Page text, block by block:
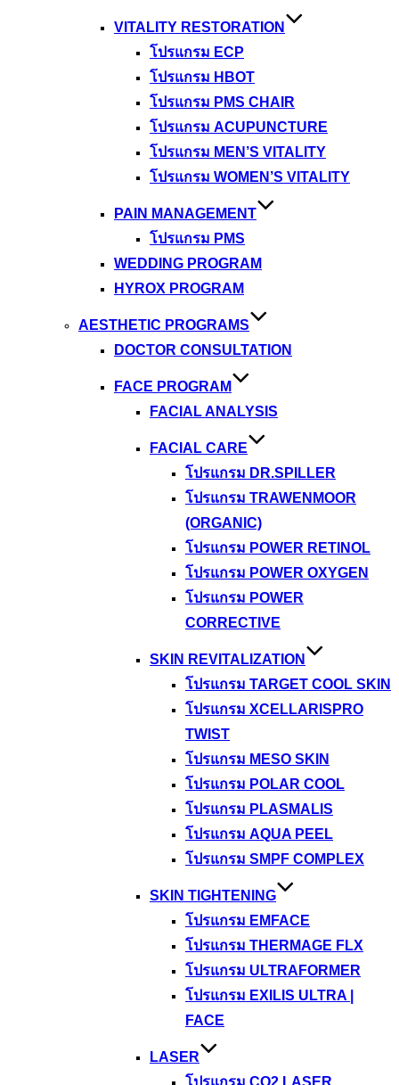
VITALITY RESTORATION
โปรแกรม ECP
โปรแกรม HBOT
โปรแกรม PMS CHAIR
โปรแกรม ACUPUNCTURE
โปรแกรม MEN’S VITALITY
โปรแกรม WOMEN’S VITALITY
PAIN MANAGEMENT
โปรแกรม PMS
WEDDING PROGRAM
HYROX PROGRAM
AESTHETIC PROGRAMS
DOCTOR CONSULTATION
FACE PROGRAM
FACIAL ANALYSIS
FACIAL CARE
โปรแกรม DR.SPILLER
โปรแกรม TRAWENMOOR
(ORGANIC)
โปรแกรม POWER RETINOL
โปรแกรม POWER OXYGEN
โปรแกรม POWER
CORRECTIVE
SKIN REVITALIZATION
โปรแกรม TARGET COOL SKIN
โปรแกรม XCELLARISPRO
TWIST
โปรแกรม MESO SKIN
โปรแกรม POLAR COOL
โปรแกรม PLASMALIS
โปรแกรม AQUA PEEL
โปรแกรม SMPF COMPLEX
SKIN TIGHTENING
โปรแกรม EMFACE
โปรแกรม THERMAGE FLX
โปรแกรม ULTRAFORMER
โปรแกรม EXILIS ULTRA |
FACE
LASER